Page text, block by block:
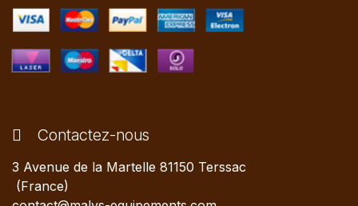
Contactez-nous
3 Avenue de la Martelle 81150 Terssac
(France)